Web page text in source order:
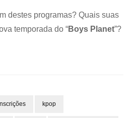
destes programas? Quais suas
temporada do “Boys Planet”?
kpop